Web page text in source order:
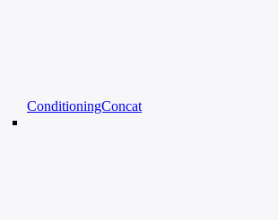
ConditioningConcat